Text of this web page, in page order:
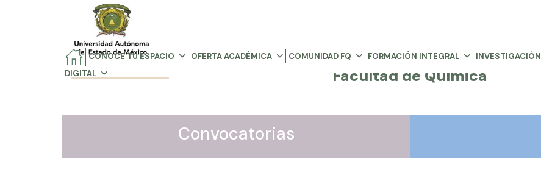
CONOCE TU ESPACIO OFERTA ACADÉMICA COMUNIDAD FQ FORMACIÓN INTEGRAL INVESTIGACIÓN
DIGITAL
Facultad de Química
Convocatorias